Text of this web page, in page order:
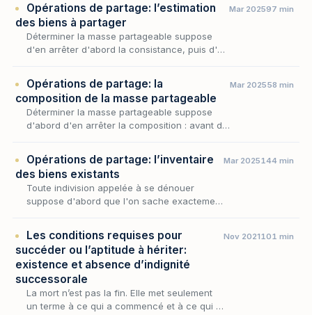
l'acti…
Opérations de partage: l’estimation
des biens à partager
Déterminer la masse partageable suppose
d'en arrêter d'abord la consistance, puis d'en
qu'est…
Mar 202597 min
Opérations de partage: la
composition de la masse partageable
Déterminer la masse partageable suppose
d'abord d'en arrêter la composition : avant de
l…
Mar 202558 min
Opérations de partage: l’inventaire
des biens existants
Toute indivision appelée à se dénouer
suppose d'abord que l'on sache exactement
même du patrimo…
Mar 2025144 min
Les conditions requises pour
succéder ou l’aptitude à hériter:
existence et absence d’indignité
successorale
La mort n’est pas la fin. Elle met seulement
un terme à ce qui a commencé et à ce qui a
Nov 2021101 min